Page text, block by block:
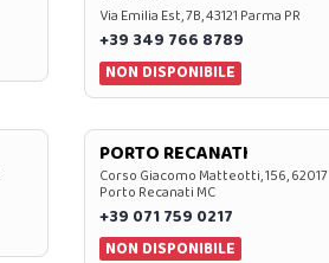
Via Emilia Est, 7B, 43121 Parma PR
+39 349 766 8789
NON DISPONIBILE
PORTO RECANATI
Corso Giacomo Matteotti, 156, 62017
Porto Recanati MC
+39 071 759 0217
NON DISPONIBILE